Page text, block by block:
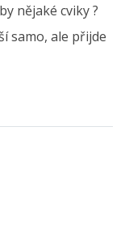
nějaké cviky ?
samo, ale přijde